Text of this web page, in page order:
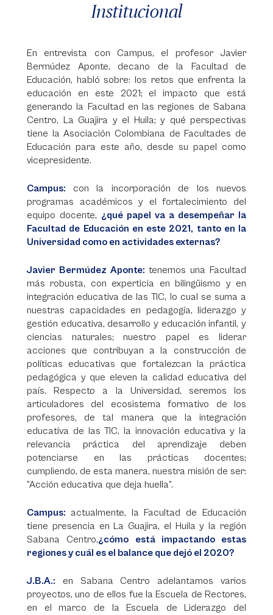
Institucional
En entrevista con Campus, el profesor Javier
Bermúdez Aponte, decano de la Facultad de
Educación, habló sobre: los retos que enfrenta la
educación en este 2021; el impacto que está
generando la Facultad en las regiones de Sabana
Centro, La Guajira y el Huila; y qué perspectivas
tiene la Asociación Colombiana de Facultades de
Educación para este año, desde su papel como
vicepresidente.
Campus: con la incorporación de los nuevos
programas académicos y el fortalecimiento del
equipo docente, ¿qué papel va a desempeñar la
Facultad de Educación en este 2021, tanto en la
Universidad como en actividades externas?
Javier Bermúdez Aponte: tenemos una Facultad
más robusta, con experticia en bilingüismo y en
integración educativa de las TIC, lo cual se suma a
nuestras capacidades en pedagogía, liderazgo y
gestión educativa, desarrollo y educación infantil, y
ciencias naturales; nuestro papel es liderar
acciones que contribuyan a la construcción de
políticas educativas que fortalezcan la práctica
pedagógica y que eleven la calidad educativa del
país. Respecto a la Universidad, seremos los
articuladores del ecosistema formativo de los
profesores, de tal manera que la integración
educativa de las TIC, la innovación educativa y la
relevancia práctica del aprendizaje deben
potenciarse en las prácticas docentes;
cumpliendo, de esta manera, nuestra misión de ser:
“Acción educativa que deja huella”.
Campus: actualmente, la Facultad de Educación
tiene presencia en La Guajira, el Huila y la región
Sabana Centro,¿cómo está impactando estas
regiones y cuál es el balance que dejó el 2020?
J.B.A.: en Sabana Centro adelantamos varios
proyectos, uno de ellos fue la Escuela de Rectores,
en el marco de la Escuela de Liderazgo del